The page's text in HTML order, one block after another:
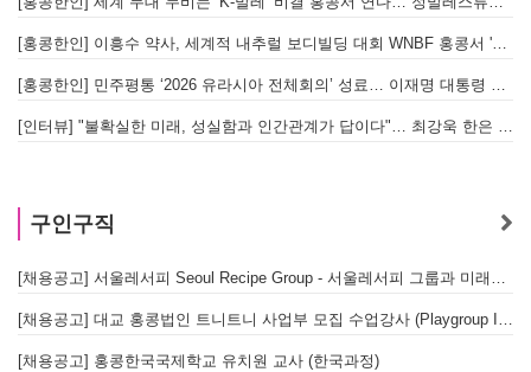
[홍콩한인] 이흥수 약사, 세계적 내추럴 보디빌딩 대회 WNBF 홍콩서 '마스터 부문 1위' 기염
[홍콩한인] 민주평통 ‘2026 유라시아 전체회의’ 성료… 이재명 대통령 참석으로 의미 더해
[인터뷰] "불확실한 미래, 성실함과 인간관계가 답이다"… 최강욱 한은 부소장이 청소년들에게 전하는 응원
구인구직
[채용공고] 서울레서피 Seoul Recipe Group - 서울레서피 그룹과 미래를 함께할 유능한 인재를 모십니다
[채용공고] 대교 홍콩법인 트니트니 사업부 모집 수업강사 (Playgroup Instructor)
[채용공고] 홍콩한국국제학교 유치원 교사 (한국과정)